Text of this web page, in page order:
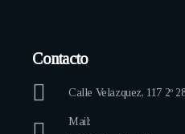
Contacto
Calle Velazquez, 117 2º
Mail: